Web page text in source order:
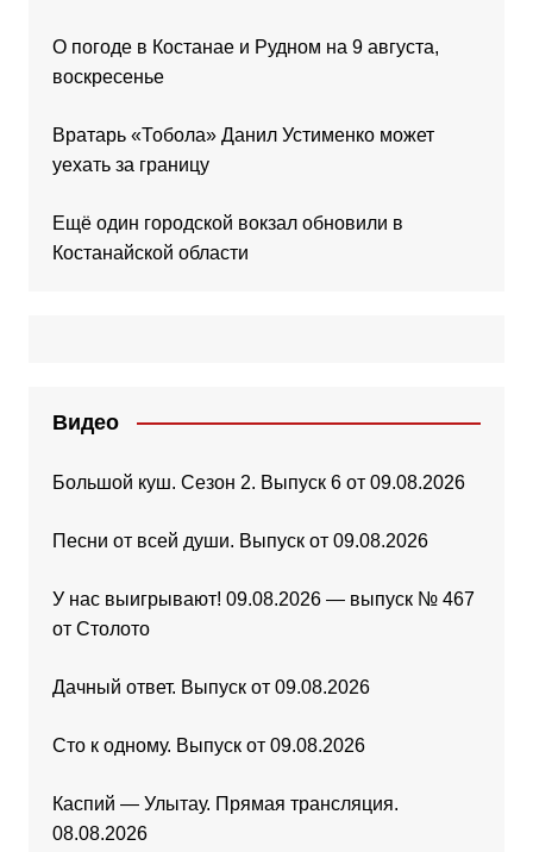
О погоде в Костанае и Рудном на 9 августа,
воскресенье
Вратарь «Тобола» Данил Устименко может
уехать за границу
Ещё один городской вокзал обновили в
Костанайской области
Видео
Большой куш. Сезон 2. Выпуск 6 от 09.08.2026
Песни от всей души. Выпуск от 09.08.2026
У нас выигрывают! 09.08.2026 — выпуск № 467
от Столото
Дачный ответ. Выпуск от 09.08.2026
Сто к одному. Выпуск от 09.08.2026
Каспий — Улытау. Прямая трансляция.
08.08.2026